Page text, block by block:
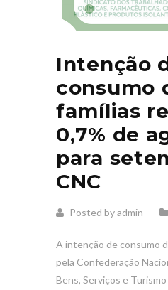
Intenção
consumo
famílias
0,7% de
para
CNC
Posted by admin
A intenção de consumo
pela Confederação
Bens, Serviços e